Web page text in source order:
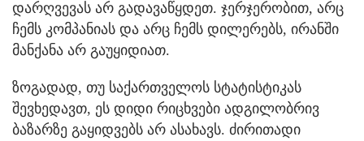
დარღვევას არ გადავაწყდეთ. ჯერჯერობით, არც
ჩემს კომპანიას და არც ჩემს დილერებს, ირანში
მანქანა არ გაუყიდიათ.
ზოგადად, თუ საქართველოს სტატისტიკას
შევხედავთ, ეს დიდი რიცხვები ადგილობრივ
ბაზარზე გაყიდვებს არ ასახავს. ძირითადი